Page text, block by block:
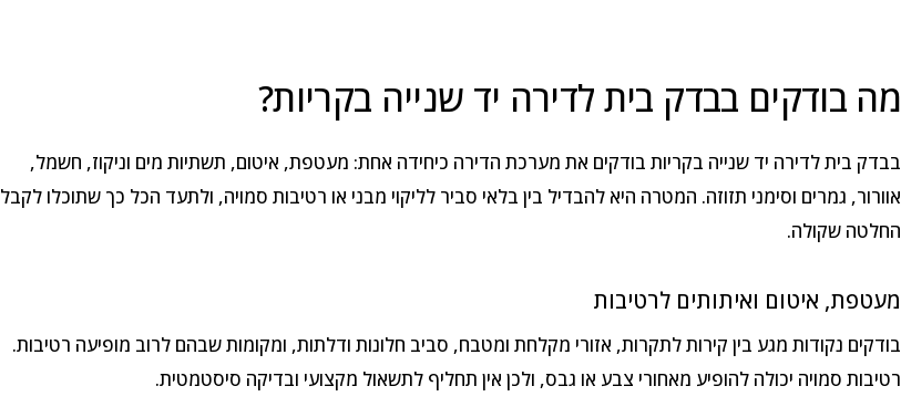
מה בודקים בבדק בית לדירה יד שנייה בקריות?
בבדק בית לדירה יד שנייה בקריות בודקים את מערכת הדירה כיחידה אחת: מעטפת, איטום, תשתיות מים וניקוז, חשמל,
אוורור, גמרים וסימני תזוזה. המטרה היא להבדיל בין בלאי סביר לליקוי מבני או רטיבות סמויה, ולתעד הכל כך שתוכלו לקבל
החלטה שקולה.
מעטפת, איטום ואיתותים לרטיבות
בודקים נקודות מגע בין קירות לתקרות, אזורי מקלחת ומטבח, סביב חלונות ודלתות, ומקומות שבהם לרוב מופיעה רטיבות.
רטיבות סמויה יכולה להופיע מאחורי צבע או גבס, ולכן אין תחליף לתשאול מקצועי ובדיקה סיסטמטית.